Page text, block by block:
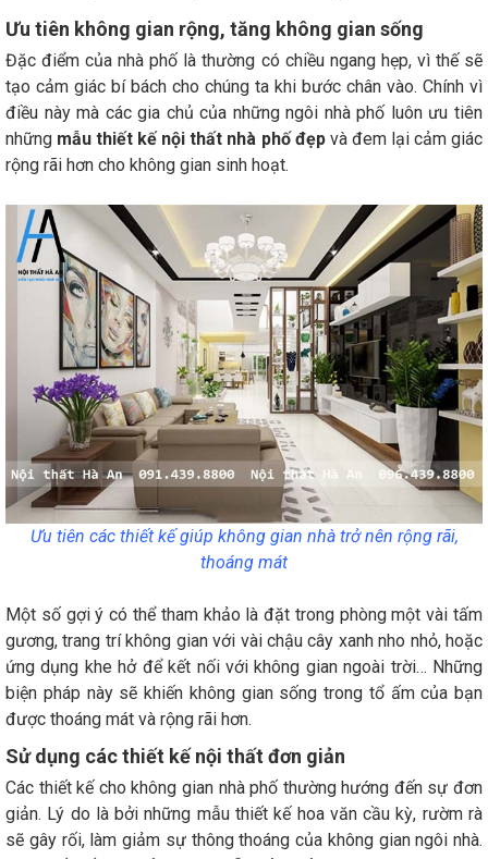
Ưu tiên không gian rộng, tăng không gian sống
Đặc điểm của nhà phố là thường có chiều ngang hẹp, vì thế sẽ
tạo cảm giác bí bách cho chúng ta khi bước chân vào. Chính vì
điều này mà các gia chủ của những ngôi nhà phố luôn ưu tiên
những mẫu thiết kế nội thất nhà phố đẹpvà đem lại cảm giác
rộng rãi hơn cho không gian sinh hoạt.
Ưu tiên các thiết kế giúp không gian nhà trở nên rộng rãi,
thoáng mát
Một số gợi ý có thể tham khảo là đặt trong phòng một vài tấm
gương, trang trí không gian với vài chậu cây xanh nho nhỏ, hoặc
ứng dụng khe hở để kết nối với không gian ngoài trời… Những
biện pháp này sẽ khiến không gian sống trong tổ ấm của bạn
được thoáng mát và rộng rãi hơn.
Sử dụng các thiết kế nội thất đơn giản
Các thiết kế cho không gian nhà phố thường hướng đến sự đơn
giản. Lý do là bởi những mẫu thiết kế hoa văn cầu kỳ, rườm rà
sẽ gây rối, làm giảm sự thông thoáng của không gian ngôi nhà.